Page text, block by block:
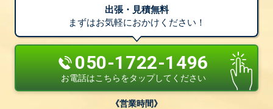
出張・見積無料
まずはお気軽におかけください！
050-1722-1496
お電話はこちらをタップしてください
営業時間